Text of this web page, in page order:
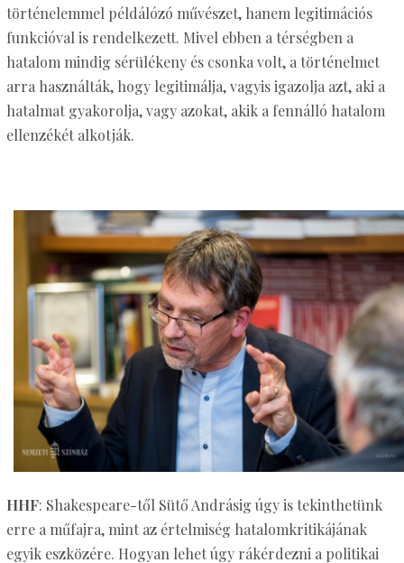
történelemmel példálózó művészet, hanem legitimációs
funkcióval is rendelkezett. Mivel ebben a térségben a
hatalom mindig sérülékeny és csonka volt, a történelmet
arra használták, hogy legitimálja, vagyis igazolja azt, aki a
hatalmat gyakorolja, vagy azokat, akik a fennálló hatalom
ellenzékét alkotják.
HHF: Shakespeare-től Sütő Andrásig úgy is tekinthetünk
erre a műfajra, mint az értelmiség hatalomkritikájának
egyik eszközére. Hogyan lehet úgy rákérdezni a politikai